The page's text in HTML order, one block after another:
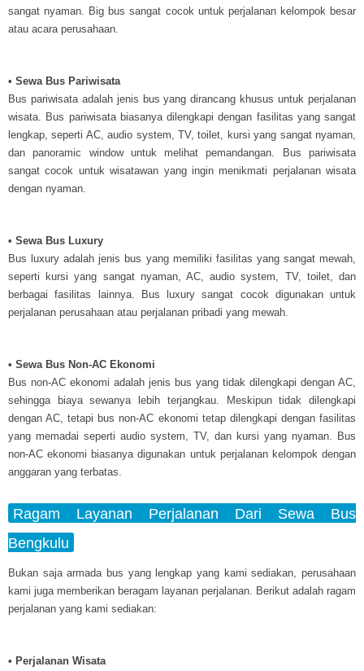
sangat nyaman. Big bus sangat cocok untuk perjalanan kelompok besar
atau acara perusahaan.
• Sewa Bus Pariwisata
Bus pariwisata adalah jenis bus yang dirancang khusus untuk perjalanan
wisata. Bus pariwisata biasanya dilengkapi dengan fasilitas yang sangat
lengkap, seperti AC, audio system, TV, toilet, kursi yang sangat nyaman,
dan panoramic window untuk melihat pemandangan. Bus pariwisata
sangat cocok untuk wisatawan yang ingin menikmati perjalanan wisata
dengan nyaman.
• Sewa Bus Luxury
Bus luxury adalah jenis bus yang memiliki fasilitas yang sangat mewah,
seperti kursi yang sangat nyaman, AC, audio system, TV, toilet, dan
berbagai fasilitas lainnya. Bus luxury sangat cocok digunakan untuk
perjalanan perusahaan atau perjalanan pribadi yang mewah.
• Sewa Bus Non-AC Ekonomi
Bus non-AC ekonomi adalah jenis bus yang tidak dilengkapi dengan AC,
sehingga biaya sewanya lebih terjangkau. Meskipun tidak dilengkapi
dengan AC, tetapi bus non-AC ekonomi tetap dilengkapi dengan fasilitas
yang memadai seperti audio system, TV, dan kursi yang nyaman. Bus
non-AC ekonomi biasanya digunakan untuk perjalanan kelompok dengan
anggaran yang terbatas.
Ragam Layanan Perjalanan Dari Sewa Bus
Bengkulu
Bukan saja armada bus yang lengkap yang kami sediakan, perusahaan
kami juga memberikan beragam layanan perjalanan. Berikut adalah ragam
perjalanan yang kami sediakan:
• Perjalanan Wisata